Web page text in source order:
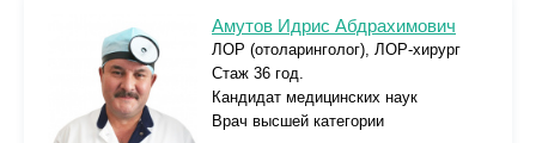
Амутов Идрис Абдрахимович
ЛОР (отоларинголог), ЛОР-хирург
Стаж 36 год.
Кандидат медицинских наук
Врач высшей категории